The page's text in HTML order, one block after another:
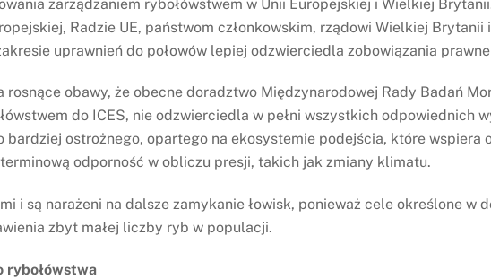
zarządzaniem rybołówstwem w Unii Europejskiej i Wielkiej
Radzie UE, państwom członkowskim, rządowi Wielkiej
uprawnień do połowów lepiej odzwierciedla zobowiązania
rosnące obawy, że obecne doradztwo Międzynarodowej Rady Badań
do ICES, nie odzwierciedla w pełni wszystkich odpowiednich
ostrożnego, opartego na ekosystemie podejścia, które wspiera
odporność w obliczu presji, takich jak zmiany klimatu.
i są narażeni na dalsze zamykanie łowisk, ponieważ cele określone w
zbyt małej liczby ryb w populacji.
rybołówstwa